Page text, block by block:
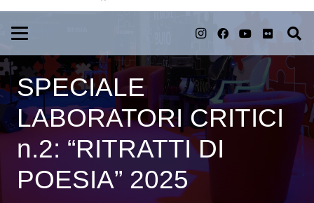
SPECIALE
LABORATORI CRITICI
n.2: “RITRATTI DI
POESIA” 2025